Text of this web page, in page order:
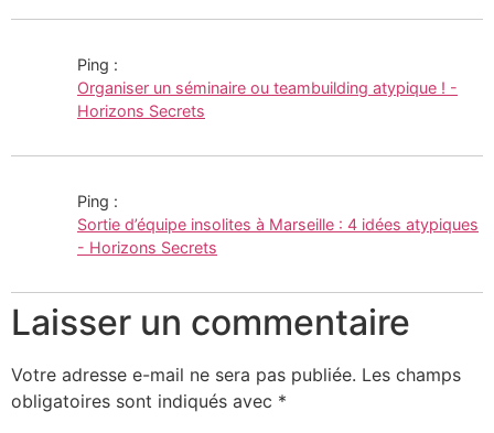
Ping :
Organiser un séminaire ou teambuilding atypique ! -
Horizons Secrets
Ping :
Sortie d’équipe insolites à Marseille : 4 idées atypiques
- Horizons Secrets
Laisser un commentaire
Votre adresse e-mail ne sera pas publiée. Les champs
obligatoires sont indiqués avec *